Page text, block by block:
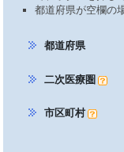
都道府県が空欄の
都道府県
二次医療圏
市区町村